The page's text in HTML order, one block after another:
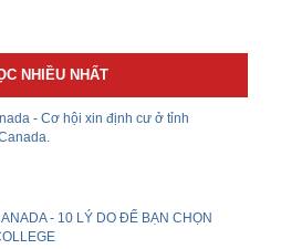
NHIỀU NHẤT
- Cơ hội xin định cư ở tỉnh
- 10 LÝ DO ĐỂ BẠN CHỌN